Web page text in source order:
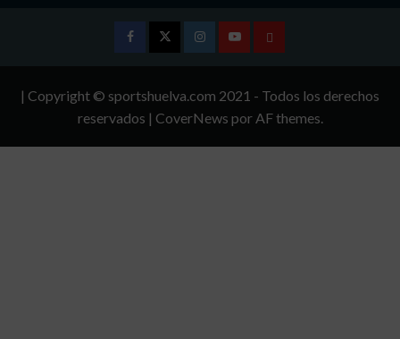
InstagramYoutubeTÉRMINOS
CONDICIONES
| Copyright © sportshuelva.com 2021 - Todos los derechos
reservados | CoverNews por AF themes.